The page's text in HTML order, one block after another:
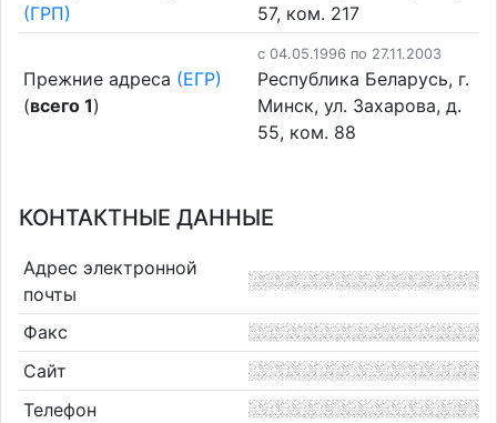
(ГРП)
57, ком. 217
Прежние адреса (ЕГР)
(всего 1)
c 04.05.1996 по 27.11.2003
Республика Беларусь, г.
Минск, ул. Захарова, д.
55, ком. 88
КОНТАКТНЫЕ ДАННЫЕ
Адрес электронной
почты
Факс
Сайт
Телефон